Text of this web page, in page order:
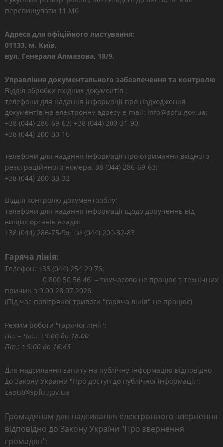
перевищувати 11 Мб
Адреса для офіційного листування:
01133, м. Київ,
вул. Генерала Алмазова, 18/9.
Управління документального забезпечення та контролю
Відділ обробки вхідних документів :
телефони для надання інформації про надходження
документів на електронну адресу e-mail: info@spfu.gov.ua:
+38 (044) 286-69-63; +38 (044) 200-31-90;
+38 (044) 200-30-16
телефони для надання інформації про отримання вхідного
реєстраційнного номера: 38 (044) 286-69-63;
+38 (044) 200-33-32
Відділ контролю документообігу:
телефони для надання інформації щодо дорученнь від
вищих органів влади:
+38 (044) 286-75-90; +38 (044) 200-32-83
Гаряча лінія:
Телефон: +38 (044) 254 29 76;
0 800 50 56 46 – тимчасово не працює з технічних
причин з 9.00 28.07.2026
(Під час повітряної тривоги "гаряча лінія" не працює)
Режим роботи "гарячої лінії":
Пн. – Чт.: з 9:00 до 18:00
Пт.: з 9:00 до 16:45
Для надсилання запиту на публічну інформацію відповідно
до Закону України "Про доступ до публічної інформації":
zaput@spfu.gov.ua
Громадянам для надсилання електронного звернення
відповідно до Закону України "Про звернення
громадян":